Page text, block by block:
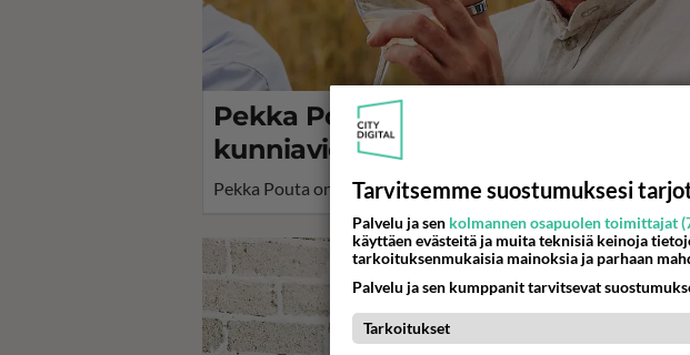
Pekka Pouta yllättää tv:ssä - Omana
kunniavieraana ohrapellon laidassa
Pekka Pouta on kunniavieras Illallinen kansallismaisemassa -
Tarvitsemme suostumuksesi
Palvelu ja sen kolmannen osapuolen toimittajat
käyttäen evästeitä ja muita teknisiä keinoja
tarkoituksenmukaisia mainoksia ja parhaan
Palvelu ja sen kumppanit tarvitsevat
Tarkoitukset